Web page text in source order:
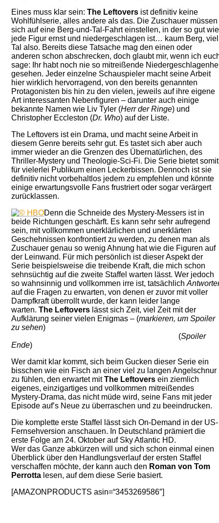
Eines muss klar sein: The Leftovers ist definitiv keine
Wohlfühlserie, alles andere als das. Die Zuschauer müssen
sich auf eine Berg-und-Tal-Fahrt einstellen, in der so gut wie
jede Figur ernst und niedergeschlagen ist… kaum Berg, viel
Tal also. Bereits diese Tatsache mag den einen oder
anderen schon abschrecken, doch glaubt mir, wenn ich
sage: Ihr habt noch nie so mitreißende
gesehen. Jeder einzelne Schauspieler macht seine Arbeit
hier wirklich hervorragend, von den bereits genannten
Protagonisten bis hin zu den vielen, jeweils auf ihre eigene
Art interessanten Nebenfiguren – darunter auch einige
bekannte Namen wie Liv Tyler (Herr der Ringe) und
Christopher Eccleston (Dr. Who) auf der Liste.
The Leftovers ist ein Drama, und macht seine Arbeit in
diesem Genre bereits sehr gut. Es tastet sich aber auch
immer wieder an die Grenzen des Übernatürlichen, des
Thriller-Mystery und Theologie-Sci-Fi. Die Serie bietet somit
für vielerlei Publikum einen Leckerbissen. Dennoch ist sie
definitiv nicht vorbehaltlos jedem zu empfehlen und könnte
einige erwartungsvolle Fans frustriert oder sogar verärgert
zurücklassen.
Denn die Schneide des Mystery-Messers ist in
beide Richtungen geschärft. Es kann sehr sehr aufregend
sein, mit vollkommen unerklärlichen und unerklärten
Geschehnissen konfrontiert zu werden, zu denen man als
Zuschauer genau so wenig Ahnung hat wie die Figuren auf
der Leinwand. Für mich persönlich ist dieser Aspekt der
Serie beispielsweise die treibende Kraft, die mich schon
sehnsüchtig auf die zweite Staffel warten lässt. Wer jedoch
so wahnsinnig und vollkommen irre ist, tatsächlich
auf die Fragen zu erwarten, von denen er zuvor mit voller
Dampfkraft überrollt wurde, der kann leider lange
warten. The Leftovers lässt sich Zeit, viel Zeit mit der
Aufklärung seiner vielen Enigmas – (markieren, um Spoiler
zu sehen)
(Spoiler
Ende)
Wer damit klar kommt, sich beim Gucken dieser Serie ein
bisschen wie ein Fisch an einer viel zu langen Angelschnur
zu fühlen, den erwartet mitThe Leftovers ein ziemlich
eigenes, einzigartiges und vollkommen mitreißendes
Mystery-Drama, das nicht müde wird, seine Fans mit jeder
Episode auf’s Neue zu überraschen und zu beeindrucken.
Die komplette erste Staffel lässt sich On-Demand in der US-
Fernsehversion anschauen. In Deutschland prämiert die
erste Folge am 24. Oktober auf Sky Atlantic HD.
Wer das Ganze abkürzen will und sich schon einmal einen
Überblick über den Handlungsverlauf der ersten Staffel
verschaffen möchte, der kann auch den Roman von Tom
Perrotta lesen, auf dem diese Serie basiert.
[AMAZONPRODUCTS asin=“3453269586″]